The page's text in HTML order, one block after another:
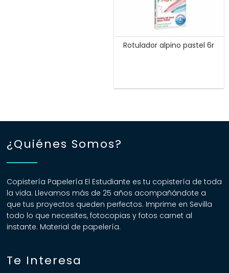
Rotulador alpino pastel 6r
¿Quiénes Somos?
Copistería Papelería El Estudiante es tu copistería de toda
la vida. Llevamos más de 25 años acompañándote a
que tus proyectos queden perfectos. Imprime en Sevilla
todo lo que necesites, fotocopias y fotos carnet al
instante. Material de papelería.
Te Interesa